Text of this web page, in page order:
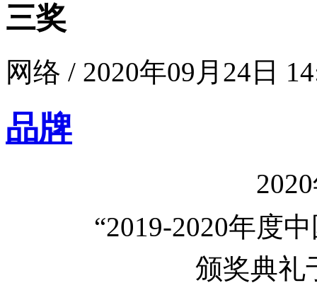
三奖
网络 / 2020年09月24日
品牌
“2019-2020年度
颁奖典礼